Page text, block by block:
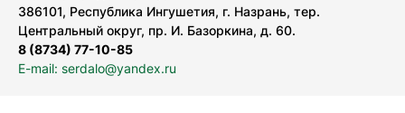
386101, Республика Ингушетия, г. Назрань, тер.
Центральный округ, пр. И. Базоркина, д. 60.
8 (8734) 77-10-85
E-mail: serdalo@yandex.ru